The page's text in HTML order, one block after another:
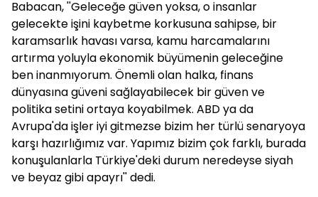
Babacan, ''Geleceğe güven yoksa, o insanlar
gelecekte işini kaybetme korkusuna sahipse, bir
karamsarlık havası varsa, kamu harcamalarını
artırma yoluyla ekonomik büyümenin geleceğine
ben inanmıyorum. Önemli olan halka, finans
dünyasına güveni sağlayabilecek bir güven ve
politika setini ortaya koyabilmek. ABD ya da
Avrupa'da işler iyi gitmezse bizim her türlü senaryoya
karşı hazırlığımız var. Yapımız bizim çok farklı, burada
konuşulanlarla Türkiye'deki durum neredeyse siyah
ve beyaz gibi apayrı'' dedi.